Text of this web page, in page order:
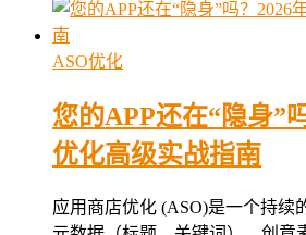
ASO优化
您的APP还在“隐身”
优化高级实战指南
应用商店优化 (ASO)是一个持续